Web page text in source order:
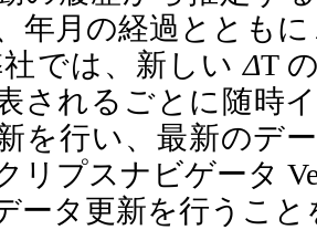
年月の経過とともに
社では、新しいΔT
されるごとに随時
を行い、最新のデ
リプスナビゲータ
ータ更新を行うこ